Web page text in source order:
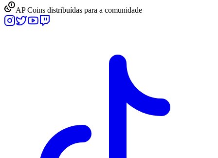
AP Coins distribuídas para a comunidade